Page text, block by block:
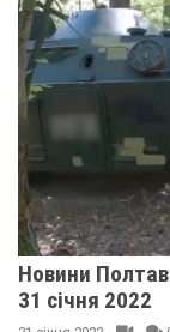
Новини
31 січня 2022